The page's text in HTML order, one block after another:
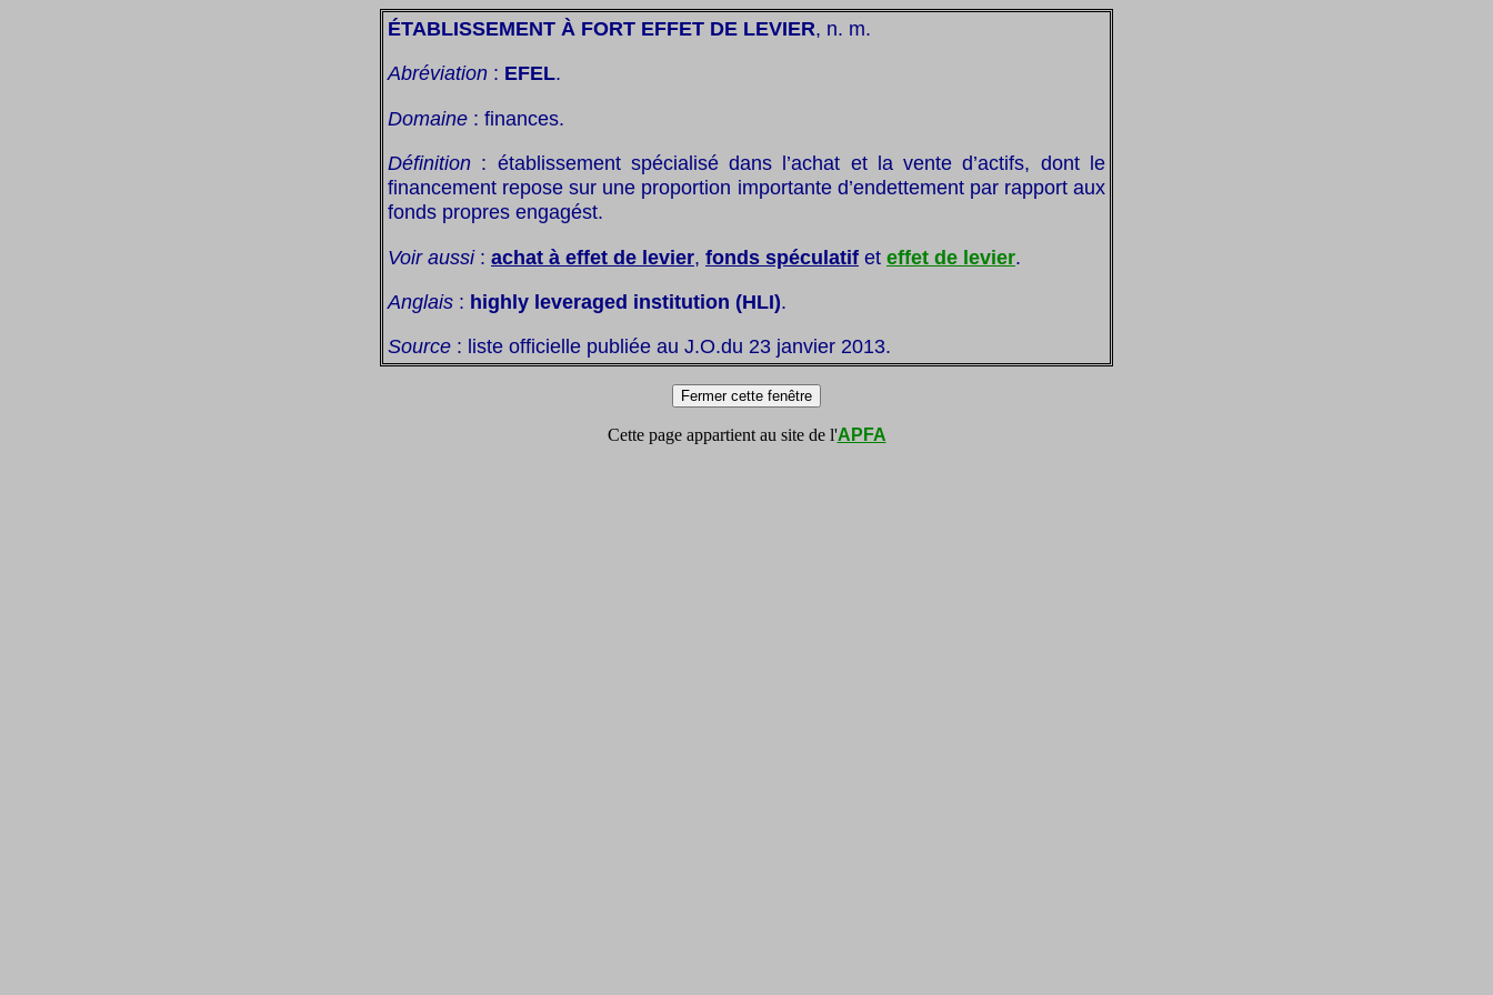
ÉTABLISSEMENT À FORT EFFET DE LEVIER, n. m.
Abréviation : EFEL.
Domaine : finances.
Définition : établissement spécialisé dans l’achat et la vente d’actifs, dont le
financement repose sur une proportion importante d’endettement par rapport aux
fonds propres engagést.
Voir aussi: achat à effet de levier, fonds spéculatif et effet de levier.
Anglais : highly leveraged institution (HLI).
Source : liste officielle publiée au J.O.du 23 janvier 2013.
Cette page appartient au site de l'APFA